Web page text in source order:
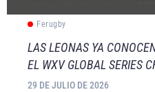
Ferugby
LAS LEONAS YA
EL WXV GLOBAL SERIES
29 DE JULIO DE 2026